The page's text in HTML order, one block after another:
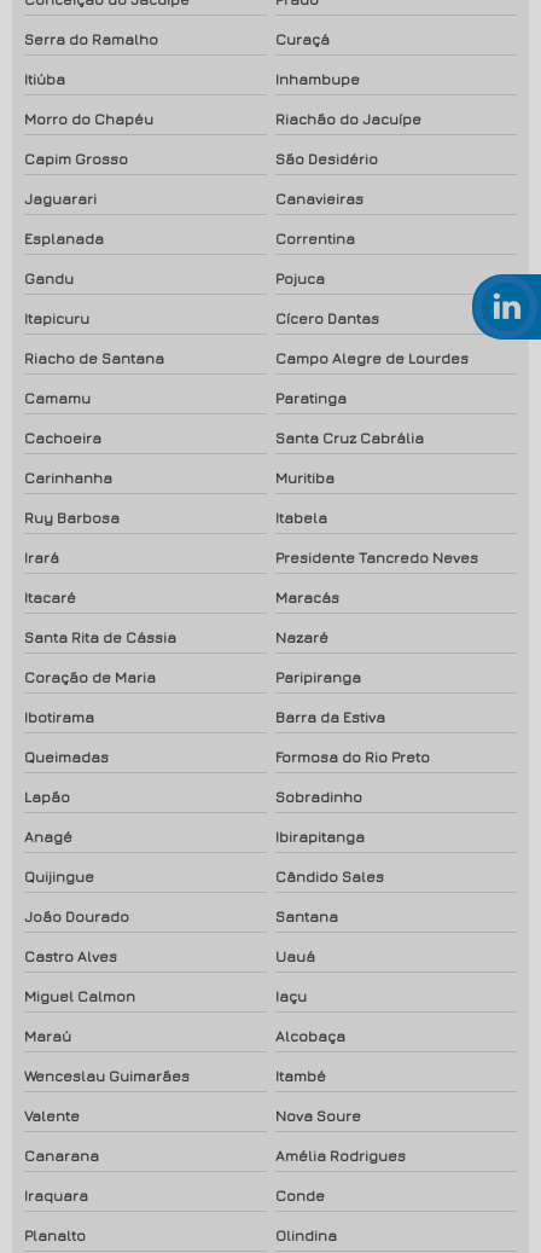
Serra do Ramalho Curaçá
Itiúba Inhambupe
Morro do Chapéu Riachão do Jacuípe
Capim Grosso São Desidério
Jaguarari Canavieiras
Esplanada Correntina
Gandu Pojuca
Itapicuru Cícero Dantas
Riacho de Santana Campo Alegre de Lourdes
Camamu Paratinga
Cachoeira Santa Cruz Cabrália
Carinhanha Muritiba
Ruy Barbosa Itabela
Irará Presidente Tancredo Neves
Itacaré Maracás
Santa Rita de Cássia Nazaré
Coração de Maria Paripiranga
Ibotirama Barra da Estiva
Queimadas Formosa do Rio Preto
Lapão Sobradinho
Anagé Ibirapitanga
Quijingue Cândido Sales
João Dourado Santana
Castro Alves Uauá
Miguel Calmon Iaçu
Maraú Alcobaça
Wenceslau Guimarães Itambé
Valente Nova Soure
Canarana Amélia Rodrigues
Iraquara Conde
Planalto Olindina